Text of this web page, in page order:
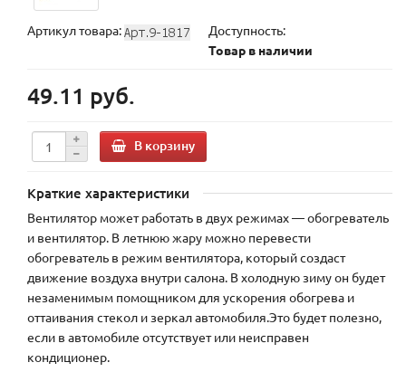
Артикул товара:
Доступность:
Товар в наличии
49.11 руб.
В корзину
Краткие характеристики
Вентилятор может работать в двух режимах — обогреватель
и вентилятор. В летнюю жару можно перевести
обогреватель в режим вентилятора, который создаст
движение воздуха внутри салона. В холодную зиму он будет
незаменимым помощником для ускорения обогрева и
оттаивания стекол и зеркал автомобиля.Это будет полезно,
если в автомобиле отсутствует или неисправен
кондиционер.